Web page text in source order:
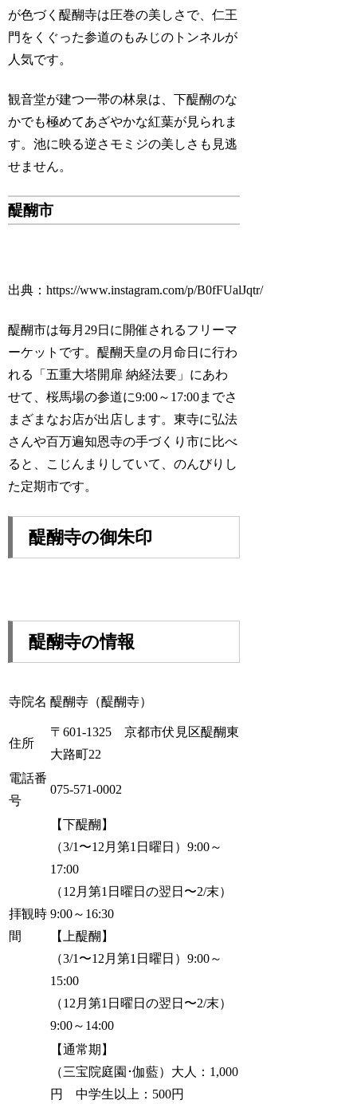
が色づく醍醐寺は圧巻の美しさで、仁王
門をくぐった参道のもみじのトンネルが
人気です。
観音堂が建つ一帯の林泉は、下醍醐のな
かでも極めてあざやかな紅葉が見られま
す。池に映る逆さモミジの美しさも見逃
せません。
醍醐市
出典：https://www.instagram.com/p/B0fFUalJqtr/
醍醐市は毎月29日に開催されるフリーマ
ーケットです。醍醐天皇の月命日に行わ
れる「五重大塔開扉 納経法要」にあわ
せて、桜馬場の参道に9:00～17:00までさ
まざまなお店が出店します。東寺に弘法
さんや百万遍知恩寺の手づくり市に比べ
ると、こじんまりしていて、のんびりし
た定期市です。
醍醐寺の御朱印
醍醐寺の情報
寺院名 醍醐寺（醍醐寺）
住所
〒601-1325 京都市伏見区醍醐東
大路町22
電話番
号
075-571-0002
拝観時
間
【下醍醐】
（3/1〜12月第1日曜日）9:00～
17:00
（12月第1日曜日の翌日〜2/末）
9:00～16:30
【上醍醐】
（3/1〜12月第1日曜日）9:00～
15:00
（12月第1日曜日の翌日〜2/末）
9:00～14:00
【通常期】
（三宝院庭園･伽藍）大人：1,000
円 中学生以上：500円